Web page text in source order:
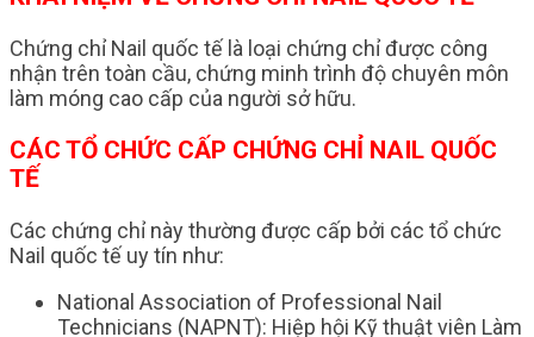
Chứng chỉ Nail quốc tế là loại chứng chỉ được công
nhận trên toàn cầu, chứng minh trình độ chuyên môn
làm móng cao cấp của người sở hữu.
CÁC TỔ CHỨC CẤP CHỨNG CHỈ NAIL QUỐC
TẾ
Các chứng chỉ này thường được cấp bởi các tổ chức
Nail quốc tế uy tín như:
National Association of Professional Nail
Technicians (NAPNT): Hiệp hội Kỹ thuật viên Làm